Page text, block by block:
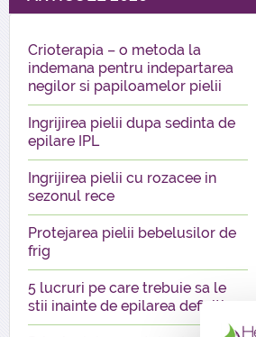
Crioterapia – o metoda la
indemana pentru indepartarea
negilor si papiloamelor pielii
Ingrijirea pielii dupa sedinta de
epilare IPL
Ingrijirea pielii cu rozacee in
sezonul rece
Protejarea pielii bebelusilor de
frig
5 lucruri pe care trebuie sa le
stii inainte de epilarea definitiva